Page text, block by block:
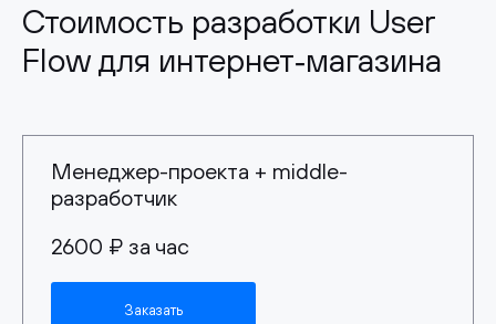
Стоимость разработки User
Flow для интернет‑магазина
Менеджер-проекта + middle-
разработчик
2600 ₽ за час
Заказать